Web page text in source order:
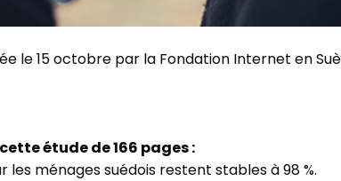
le 15 octobre par la Fondation Internet en
étude de 166 pages :
ménages suédois restent stables à 98 %.